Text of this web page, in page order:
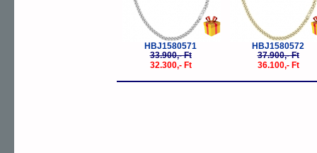
HBJ1580571
33.900,- Ft
32.300,- Ft
HBJ1580572
37.900,- Ft
36.100,- Ft